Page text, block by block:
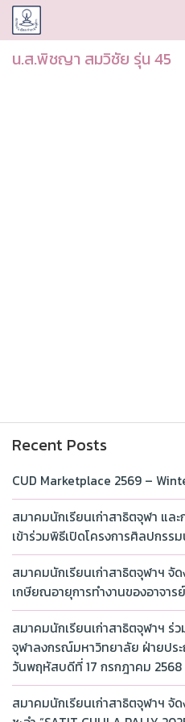
CUDAA
น.ส.พิชญา สมวิชัย รุ่น 45
Recent Posts
CUD Marketplace 2569 –
สมาคมนักเรียนเก่าสาธิตจุฬา แล
เข้าร่วมพิธีเปิดโครงการศิลปกรร
สมาคมนักเรียนเก่าสาธิตจุฬาฯ จั
เกษียณอายุการทำงานของอาจาร
สมาคมนักเรียนเก่าสาธิตจุฬาฯ ร่
จุฬาลงกรณ์มหาวิทยาลัย ฝ่ายประ
วันพฤหัสบดีที่ 17 กรกฎาคม 2568
สมาคมนักเรียนเก่าสาธิตจุฬาฯ จั